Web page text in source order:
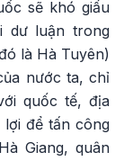
sẽ khó giấu
dư luận trong
là Hà Tuyên)
nước ta, chỉ
quốc tế, địa
để tấn công
Giang, quân